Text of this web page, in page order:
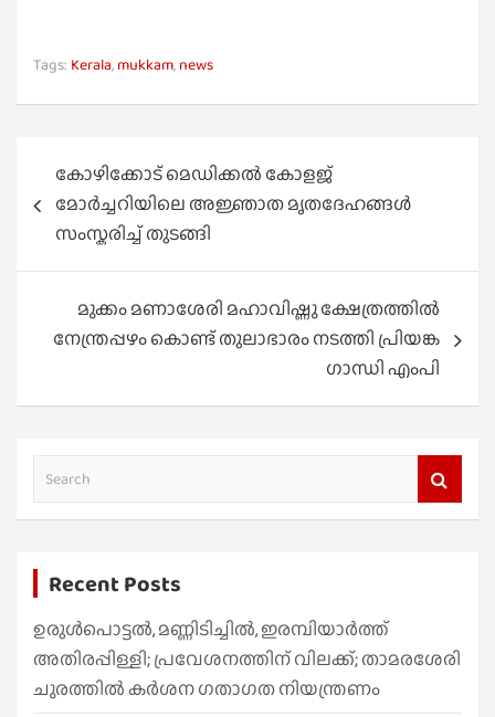
Tags: Kerala, mukkam, news
navigation
കോഴിക്കോട് മെഡിക്കൽ കോളജ്
മോർച്ചറിയിലെ അജ്ഞാത മൃതദേഹങ്ങൾ
സംസ്കരിച്ച് തുടങ്ങി
മുക്കം മണാശേരി മഹാവിഷ്ണു ക്ഷേത്രത്തിൽ
നേന്ത്രപ്പഴം കൊണ്ട് തുലാഭാരം നടത്തി പ്രിയങ്ക
ഗാന്ധി എംപി
h
Recent Posts
ഉരുൾപൊട്ടൽ, മണ്ണിടിച്ചിൽ, ഇരമ്പിയാര്‍ത്ത്
അതിരപ്പിള്ളി; പ്രവേശനത്തിന് വിലക്ക്; താമരശേരി
ചുരത്തില്‍ കര്‍ശന ഗതാഗത നിയന്ത്രണം